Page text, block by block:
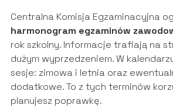
Centralna Komisja Egzaminacyjna
harmonogram egzaminów
rok szkolny. Informacje trafiają na
dużym wyprzedzeniem. W
sesje: zimowa i letnia oraz
dodatkowe. To z tych terminów
planujesz poprawkę.